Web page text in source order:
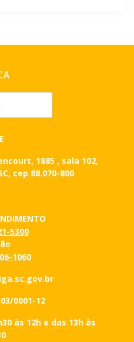
1885 , sala 102,
cep 88.070-800
5300
1060
0001-12
às 12h e das 13h às